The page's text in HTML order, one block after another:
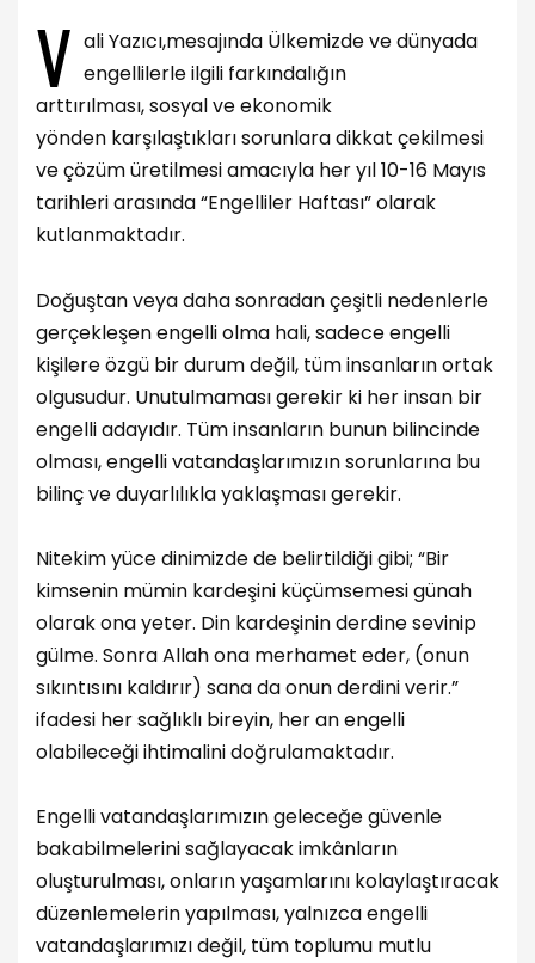
V ali Yazıcı,mesajında Ülkemizde ve dünyada
engellilerle ilgili farkındalığın
arttırılması, sosyal ve ekonomik
yönden karşılaştıkları sorunlara dikkat çekilmesi
ve çözüm üretilmesi amacıyla her yıl 10-16 Mayıs
tarihleri arasında “Engelliler Haftası” olarak
kutlanmaktadır.
Doğuştan veya daha sonradan çeşitli nedenlerle
gerçekleşen engelli olma hali, sadece engelli
kişilere özgü bir durum değil, tüm insanların ortak
olgusudur. Unutulmaması gerekir ki her insan bir
engelli adayıdır. Tüm insanların bunun bilincinde
olması, engelli vatandaşlarımızın sorunlarına bu
bilinç ve duyarlılıkla yaklaşması gerekir.
Nitekim yüce dinimizde de belirtildiği gibi; “Bir
kimsenin mümin kardeşini küçümsemesi günah
olarak ona yeter. Din kardeşinin derdine sevinip
gülme. Sonra Allah ona merhamet eder, (onun
sıkıntısını kaldırır) sana da onun derdini verir.”
ifadesi her sağlıklı bireyin, her an engelli
olabileceği ihtimalini doğrulamaktadır.
Engelli vatandaşlarımızın geleceğe güvenle
bakabilmelerini sağlayacak imkânların
oluşturulması, onların yaşamlarını kolaylaştıracak
düzenlemelerin yapılması, yalnızca engelli
vatandaşlarımızı değil, tüm toplumu mutlu